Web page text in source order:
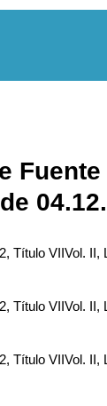
Título VIIVol. II,
Título VIIVol. II,
Título VIIVol. II,